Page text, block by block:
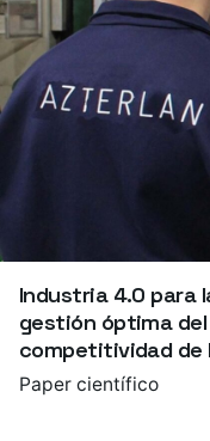
Industria 4.0 para
gestión óptima
competitividad de
Paper científico